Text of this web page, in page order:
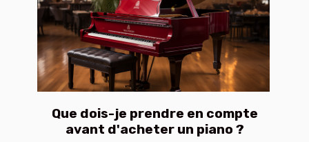
Que dois-je prendre en compte
avant d'acheter un piano ?